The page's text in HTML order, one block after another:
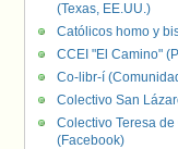
(Texas, EE.UU.)
Católicos homo y
CCEI "El Camino"
Co-libr-í
Colectivo San
Colectivo Teresa
(Facebook)